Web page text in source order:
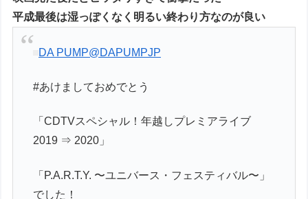
平成最後は湿っぽくなく明るい終わり方なのが良い
DA PUMP@DAPUMPJP
#あけましておめでとう
「CDTVスペシャル！年越しプレミアライブ
2019 ⇒ 2020」
「P.A.R.T.Y. 〜ユニバース・フェスティバル〜」
でした！